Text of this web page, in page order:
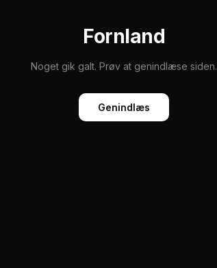
Fornland
Noget gik galt. Prøv at genindlæse siden.
Genindlæs